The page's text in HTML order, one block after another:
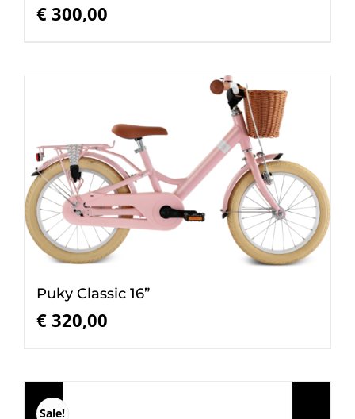
€ 300,00
Puky Classic 16”
€ 320,00
Sale!